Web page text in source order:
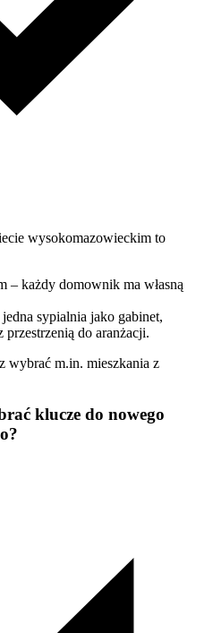
wysokomazowieckim to
– każdy domownik ma własną
sypialnia jako gabinet,
do aranżacji.
wybrać m.in. mieszkania z
klucze do nowego